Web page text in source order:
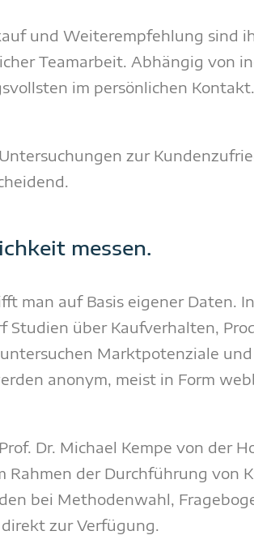
und Weiterempfehlung sind
Teamarbeit. Abhängig von
im persönlichen
zur
messen.
man auf Basis eigener Daten.
Studien über Kaufverhalten,
Marktpotenziale
anonym, meist in Form
Dr. Michael Kempe von der
Rahmen der Durchführung von
bei Methodenwahl,
zur Verfügung.